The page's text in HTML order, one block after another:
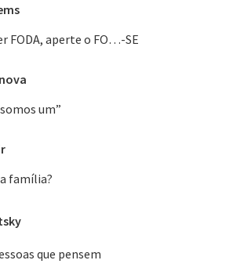
FODA, aperte o FO…-SE
um”
família?
que pensem